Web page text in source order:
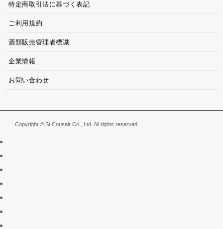
特定商取引法に基づく表記
ご利用規約
酒類販売管理者標識
企業情報
お問い合わせ
Copyright © St.Cousair Co., Ltd. All rights reserved.